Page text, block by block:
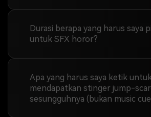
Durasi berapa yang harus saya
untuk SFX horor?
Apa yang harus saya ketik untuk
mendapatkan stinger jump-
sesungguhnya (bukan music